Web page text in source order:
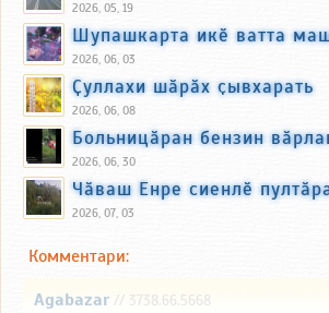
2026, 05, 19
Шупашкарта икӗ ватта
2026, 06, 03
Ҫуллахи шӑрӑх ҫывхарать
2026, 06, 08
Больницӑран бензин
2026, 06, 30
Чӑваш Енре сиенлӗ
2026, 07, 03
Комментари:
Agabazar // 3738.66.5668